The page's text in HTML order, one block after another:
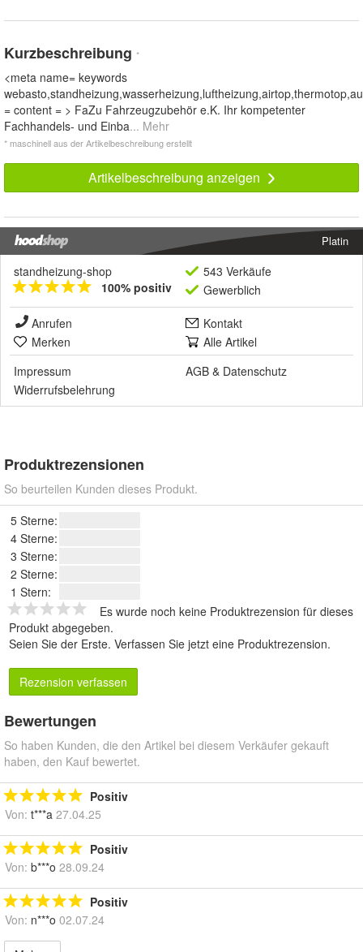
Kurzbeschreibung *
<meta name= keywords
= content = > FaZu Fahrzeugzubehör e.K. Ihr kompetenter
Fachhandels- und Einba... Mehr
* maschinell aus der Artikelbeschreibung erstellt
Artikelbeschreibung anzeigen
Platin
standheizung-shop
100% positiv
543 Verkäufe
Gewerblich
Anrufen
Kontakt
Merken
Alle Artikel
Impressum
AGB & Datenschutz
Widerrufsbelehrung
Produktrezensionen
So beurteilen Kunden dieses Produkt.
5 Sterne:
4 Sterne:
3 Sterne:
2 Sterne:
1 Stern:
Es wurde noch keine Produktrezension für dieses
Produkt abgegeben.
Seien Sie der Erste. Verfassen Sie jetzt eine Produktrezension.
Rezension verfassen
Bewertungen
So haben Kunden, die den Artikel bei diesem Verkäufer gekauft
haben, den Kauf bewertet.
Positiv
Von: t***a 27.04.25
Positiv
Von: b***o 28.09.24
Positiv
Von: n***o 02.07.24